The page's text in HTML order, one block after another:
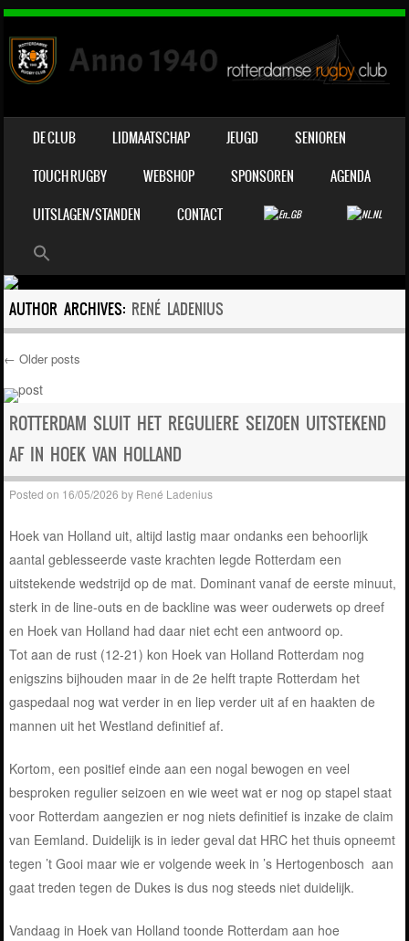
MENU
OVERSLAAN NAAR INHOUD
DE CLUB LIDMAATSCHAP JEUGD
SENIOREN
TOUCH RUGBY
WEBSHOP SPONSOREN
AGENDA
UITSLAGEN/STANDEN
CONTACT
AUTHOR ARCHIVES: RENÉ LADENIUS
Post navigation
← Older posts
ROTTERDAM SLUIT HET REGULIERE SEIZOEN UITSTEKEND
AF IN HOEK VAN HOLLAND
Posted on 16/05/2026 by René Ladenius
Hoek van Holland uit, altijd lastig maar ondanks een behoorlijk
aantal geblesseerde vaste krachten legde Rotterdam een
uitstekende wedstrijd op de mat. Dominant vanaf de eerste minuut,
sterk in de line-outs en de backline was weer ouderwets op dreef
en Hoek van Holland had daar niet echt een antwoord op.
Tot aan de rust (12-21) kon Hoek van Holland Rotterdam nog
enigszins bijhouden maar in de 2e helft trapte Rotterdam het
gaspedaal nog wat verder in en liep verder uit af en haakten de
mannen uit het Westland definitief af.
Kortom, een positief einde aan een nogal bewogen en veel
besproken regulier seizoen en wie weet wat er nog op stapel staat
voor Rotterdam aangezien er nog niets definitief is inzake de claim
van Eemland. Duidelijk is in ieder geval dat HRC het thuis opneemt
tegen ’t Gooi maar wie er volgende week in ’s Hertogenbosch aan
gaat treden tegen de Dukes is dus nog steeds niet duidelijk.
Vandaag in Hoek van Holland toonde Rotterdam aan hoe